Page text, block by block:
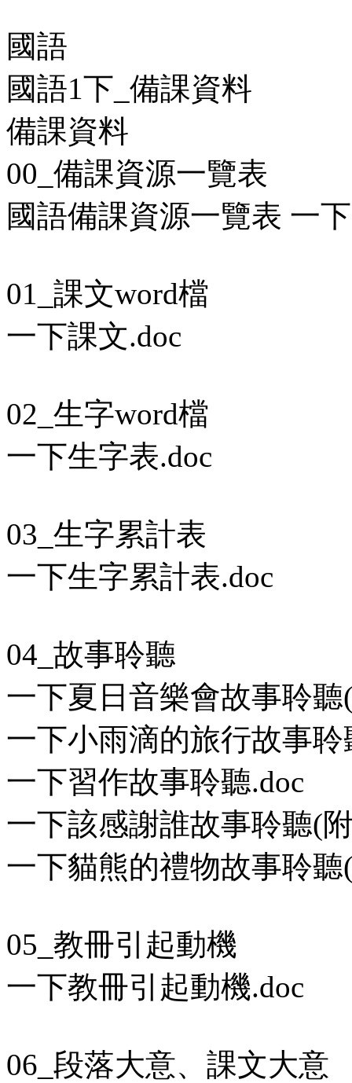
國語
國語1下_備課資料
備課資料
00_備課資源一覽表
國語備課資源一覽表 一
01_課文word檔
一下課文.doc
02_生字word檔
一下生字表.doc
03_生字累計表
一下生字累計表.doc
04_故事聆聽
一下夏日音樂會故事聆聽
一下小雨滴的旅行故事
一下習作故事聆聽.doc
一下該感謝誰故事聆聽(
一下貓熊的禮物故事聆聽
05_教冊引起動機
一下教冊引起動機.doc
06_段落大意、課文大意